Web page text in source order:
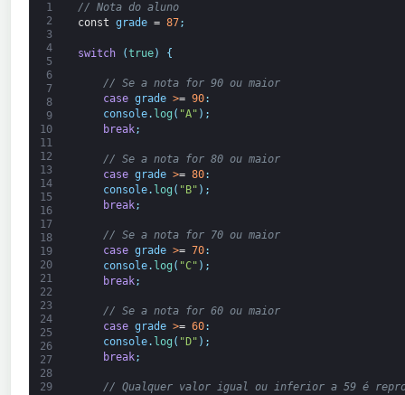
1
2
3
4
5
6
7
8
9
10
11
12
13
14
15
16
17
18
19
20
21
22
23
24
25
26
27
28
29
// Nota do aluno
const grade = 87;
switch (true) {
// Se a nota for 90 ou maior
case grade >= 90:
console. log ( "A" ) ;
break;
// Se a nota for 80 ou maior
case grade >= 80:
console. log ( "B" ) ;
break;
// Se a nota for 70 ou maior
case grade >= 70:
console. log ( "C" ) ;
break;
// Se a nota for 60 ou maior
case grade >= 60:
console. log ( "D" ) ;
break;
// Qualquer valor igual ou inferior a 59 é